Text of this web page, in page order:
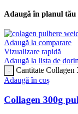
Adaugă în planul tău
Adaugă la comparare
Vizualizare rapidă
Adaugă la lista de
Cantitate Collagen
Adaugă în coș
Collagen 300g